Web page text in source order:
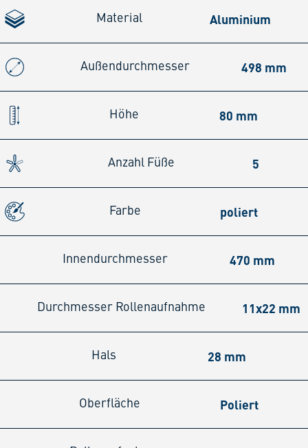
Material Aluminium
Außendurchmesser 498 mm
Höhe 80 mm
Anzahl Füße 5
Farbe poliert
Innendurchmesser 470 mm
Durchmesser Rollenaufnahme 11x22 mm
Hals 28 mm
Oberfläche Poliert